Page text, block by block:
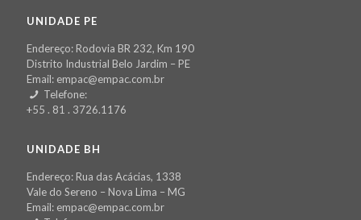
UNIDADE PE
Endereço: Rodovia BR 232, Km 190
Distrito Industrial Belo Jardim – PE
Email: empac@empac.com.br
Telefone:
+55 . 81 . 3726.1176
UNIDADE BH
Endereço: Rua das Acácias, 1338
Vale do Sereno – Nova Lima – MG
Email: empac@empac.com.br